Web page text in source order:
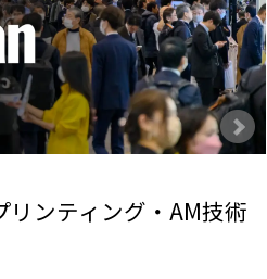
リンティング・AM技術